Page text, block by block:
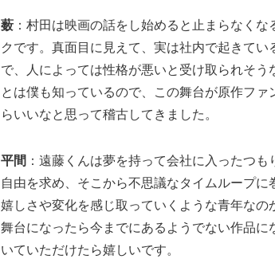
薮 ：村田は映画の話をし始めると止まらなく
クです。真面目に見えて、実は社内で起きて
で、人によっては性格が悪いと受け取られそ
とは僕も知っているので、この舞台が原作フ
らいいなと思って稽古してきました。
平間 ：遠藤くんは夢を持って会社に入ったつ
自由を求め、そこから不思議なタイムループ
嬉しさや変化を感じ取っていくような青年なの
舞台になったら今までにあるようでない作品
いていただけたら嬉しいです。